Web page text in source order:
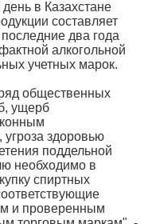
в Казахстане
составляет
два года
алкогольной
учетных марок.
общественных
ущерб
угроза здоровью
поддельной
необходимо в
спиртных
и проверенным